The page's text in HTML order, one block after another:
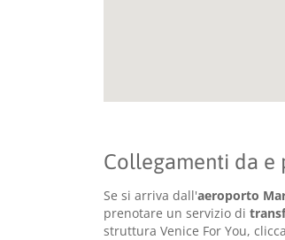
Collegamenti da
Se si arriva dall'aeroporto
prenotare un servizio di
struttura Venice For You,